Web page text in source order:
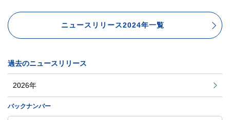
ニュースリリース2024年一覧
過去のニュースリリース
2026年
バックナンバー